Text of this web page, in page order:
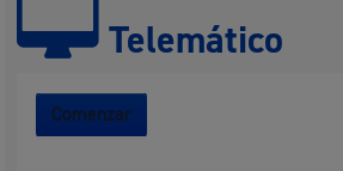
Telemático
Comenzar